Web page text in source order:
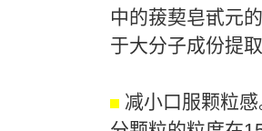
中的菝葜皂甙元
于大分子成份提
减小口服颗粒